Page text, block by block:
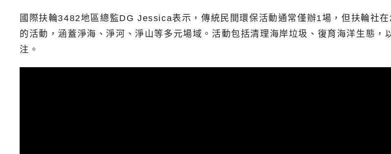
國際扶輪3482地區總監DG Jessica表示，傳統民間環保活動通常僅辦1場，但扶輪社
的活動，涵蓋淨海、淨河、淨山等多元場域。活動包括清理海岸垃圾、復育海洋生態
注。